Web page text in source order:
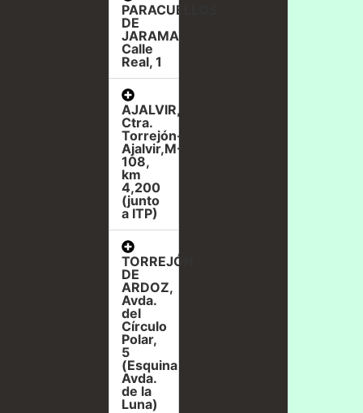
PARACUELLOS
DE
JARAMA,
Calle
Real, 1
AJALVIR,
Ctra.
Torrejón-
Ajalvir,M-
108,
km
4,200
(junto
a ITP)
TORREJÓN
DE
ARDOZ,
Avda.
del
Círculo
Polar,
5
(Esquina
Avda.
de la
Luna)